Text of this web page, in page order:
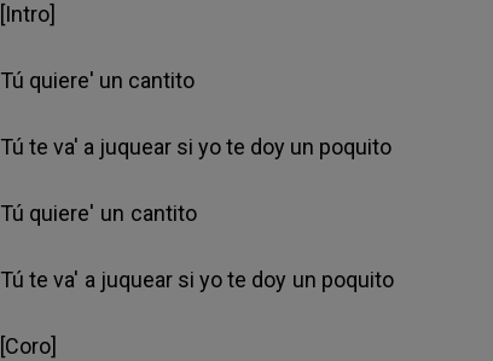
[Intro]
Tú quiere' un cantito
Tú te va' a juquear si yo te doy un poquito
Tú quiere' un cantito
Tú te va' a juquear si yo te doy un poquito
[Coro]